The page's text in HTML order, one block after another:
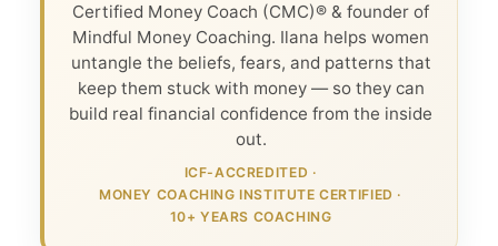
Certified Money Coach (CMC)® & founder of
Mindful Money Coaching. Ilana helps women
untangle the beliefs, fears, and patterns that
keep them stuck with money — so they can
build real financial confidence from the inside
out.
ICF-ACCREDITED ·
MONEY COACHING INSTITUTE CERTIFIED ·
10+ YEARS COACHING